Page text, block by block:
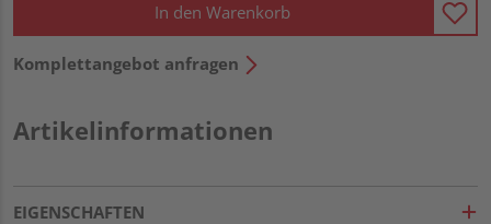
In den Warenkorb
Komplettangebot anfragen
Artikelinformationen
EIGENSCHAFTEN